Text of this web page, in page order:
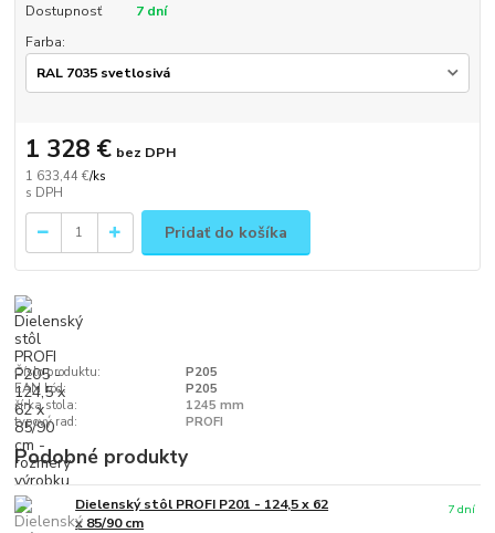
Dostupnosť
7 dní
Farba:
1 633,44 €/ks
1 328 € bez DPH
Pridať do košíka
Číslo produktu:
P205
EAN kód:
P205
šírka stola:
1245 mm
typový rad:
PROFI
Podobné produkty
Dielenský stôl PROFI P201 - 124,5 x 62
x 85/90 cm
7 dní